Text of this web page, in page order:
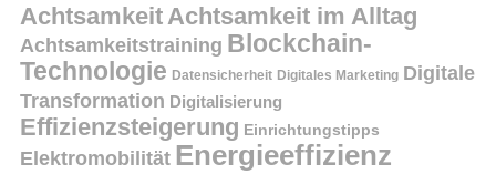
Achtsamkeit Achtsamkeit im Alltag
Achtsamkeitstraining Blockchain-
Technologie Datensicherheit Digitales Marketing Digitale
Transformation Digitalisierung
Effizienzsteigerung Einrichtungstipps
Elektromobilität Energieeffizienz